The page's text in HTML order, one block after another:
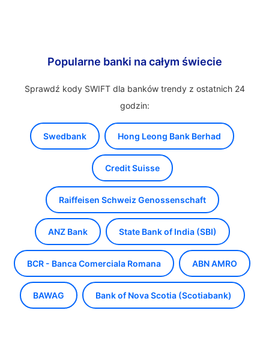
Popularne banki na całym świecie
Sprawdź kody SWIFT dla banków trendy z ostatnich 24
godzin:
Swedbank Hong Leong Bank Berhad
Credit Suisse
Raiffeisen Schweiz Genossenschaft
ANZ Bank State Bank of India (SBI)
BCR - Banca Comerciala Romana ABN AMRO
BAWAG Bank of Nova Scotia (Scotiabank)